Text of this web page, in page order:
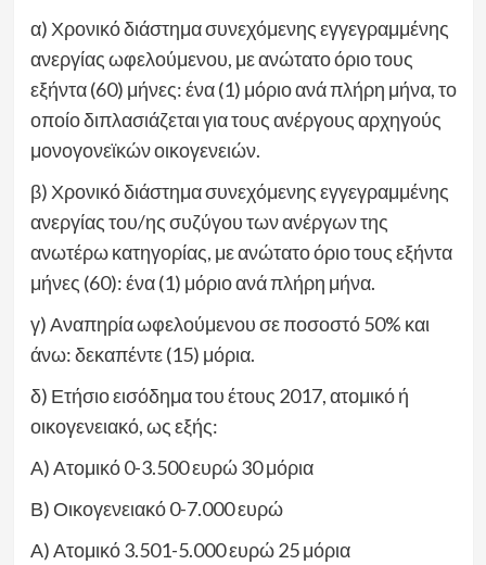
α) Χρονικό διάστημα συνεχόμενης εγγεγραμμένης
ανεργίας ωφελούμενου, με ανώτατο όριο τους
εξήντα (60) μήνες: ένα (1) μόριο ανά πλήρη μήνα, το
οποίο διπλασιάζεται για τους ανέργους αρχηγούς
μονογονεϊκών οικογενειών.
β) Χρονικό διάστημα συνεχόμενης εγγεγραμμένης
ανεργίας του/ης συζύγου των ανέργων της
ανωτέρω κατηγορίας, με ανώτατο όριο τους εξήντα
μήνες (60): ένα (1) μόριο ανά πλήρη μήνα.
γ) Αναπηρία ωφελούμενου σε ποσοστό 50% και
άνω: δεκαπέντε (15) μόρια.
δ) Ετήσιο εισόδημα του έτους 2017, ατομικό ή
οικογενειακό, ως εξής:
Α) Ατομικό 0-3.500 ευρώ 30 μόρια
Β) Οικογενειακό 0-7.000 ευρώ
Α) Ατομικό 3.501-5.000 ευρώ 25 μόρια